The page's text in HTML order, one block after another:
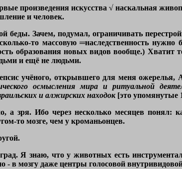
произведения искусства √ наскальная
и человек.
беды. Зачем, подумал, ограничивать
то массовую═наследственность нужно
образования новых видов вообще.) Хватит
и ещё не людьми.
учёного, открывшего для меня ожерелья,
осмысления мира и ритуальной
и алжирских находок[это упомянутые
а зря. Ибо через несколько месяцев понял:
то мозге, чем у кроманьонцев.
Я знаю, что у животных есть
- в мозгу даже центры голосовой